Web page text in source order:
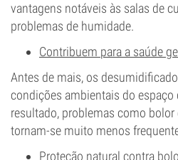
vantagens notáveis às salas de
problemas de humidade.
Contribuem para a saúde
Antes de mais, os
condições ambientais do espaço
resultado, problemas como
tornam-se muito menos
Proteção natural contra